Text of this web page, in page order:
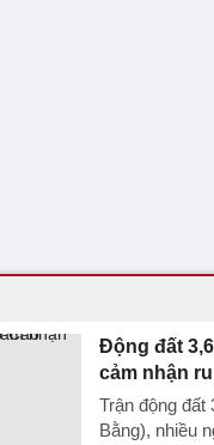
Động đất
cảm nhận
Trận động đất
Bằng), nhiều